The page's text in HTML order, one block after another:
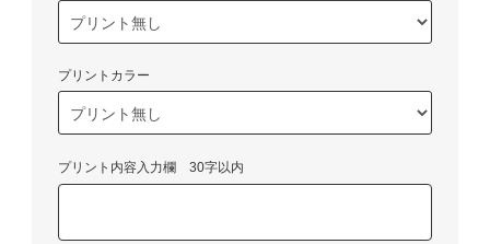
プリントカラー
プリント内容入力欄 30字以内